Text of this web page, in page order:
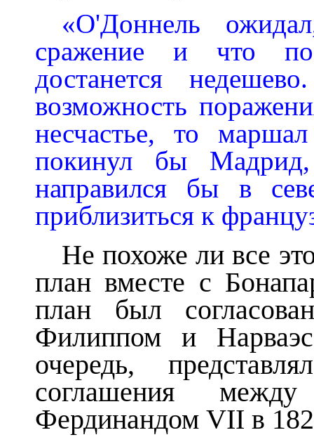
«О'Доннель
сражение и что
достанется
возможность
несчастье, то
покинул бы Мадрид,
направился бы в
приблизиться к
Не похоже ли все
план вместе с
план был
Филиппом и
очередь,
соглашения
Фердинандом VII в